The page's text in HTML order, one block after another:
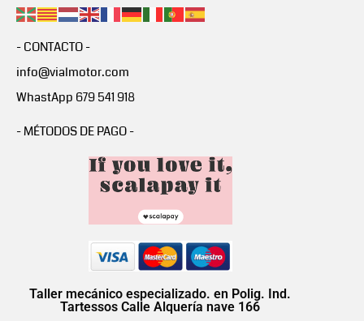
- CONTACTO -
info@vialmotor.com
WhastApp 679 541 918
- MÉTODOS DE PAGO -
Taller mecánico especializado. en Polig. Ind.
Tartessos Calle Alquería nave 166